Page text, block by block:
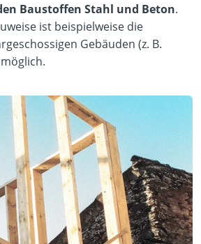
Baustoffen Stahl und Beton.
ist beispielweise die
Gebäuden (z. B.